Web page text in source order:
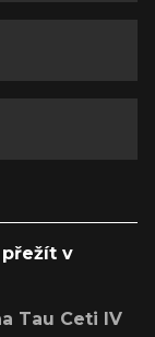
přežít v
Tau Ceti IV